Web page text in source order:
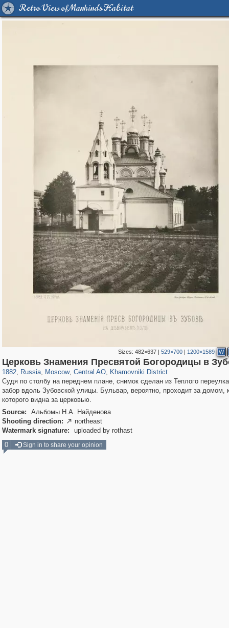
Retro View of Mankind's Habitat
Sizes:482×637 |529×700 | 1200×1589 W
Церковь Знамения Пресвятой Богородицы в
1882, Russia
1,405,774 29,243
, Moscow
319,716 8,286
, Central AO
159,930 5,916
, Khamovniki District
19,393 722
Судя по столбу на переднем плане, снимок сделан из Теплого
забор вдоль Зубовской улицы. Бульвар, вероятно, проходит за домом,
которого видна за церковью.
Source:
Альбомы Н.А. Найденова
Shooting direction:  northeast
Watermark signature:
uploaded by rothast
0
Sign in to share your opinion